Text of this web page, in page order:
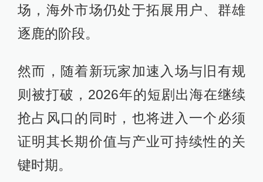
场，海外市场仍处于拓展用户、群雄
逐鹿的阶段。
然而，随着新玩家加速入场与旧有规
则被打破，2026年的短剧出海在继续
抢占风口的同时，也将进入一个必须
证明其长期价值与产业可持续性的关
键时期。